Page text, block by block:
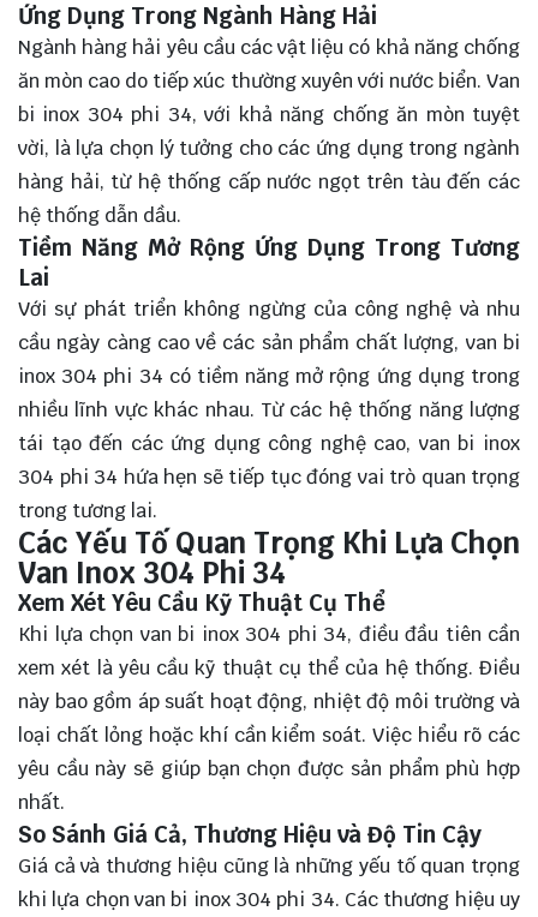
Ứng Dụng Trong Ngành Hàng Hải
Ngành hàng hải yêu cầu các vật liệu có khả năng chống
ăn mòn cao do tiếp xúc thường xuyên với nước biển. Van
bi inox 304 phi 34, với khả năng chống ăn mòn tuyệt
vời, là lựa chọn lý tưởng cho các ứng dụng trong ngành
hàng hải, từ hệ thống cấp nước ngọt trên tàu đến các
hệ thống dẫn dầu.
Tiềm Năng Mở Rộng Ứng Dụng Trong Tương
Lai
Với sự phát triển không ngừng của công nghệ và nhu
cầu ngày càng cao về các sản phẩm chất lượng, van bi
inox 304 phi 34 có tiềm năng mở rộng ứng dụng trong
nhiều lĩnh vực khác nhau. Từ các hệ thống năng lượng
tái tạo đến các ứng dụng công nghệ cao, van bi inox
304 phi 34 hứa hẹn sẽ tiếp tục đóng vai trò quan trọng
trong tương lai.
Các Yếu Tố Quan Trọng Khi Lựa Chọn
Van Inox 304 Phi 34
Xem Xét Yêu Cầu Kỹ Thuật Cụ Thể
Khi lựa chọn van bi inox 304 phi 34, điều đầu tiên cần
xem xét là yêu cầu kỹ thuật cụ thể của hệ thống. Điều
này bao gồm áp suất hoạt động, nhiệt độ môi trường và
loại chất lỏng hoặc khí cần kiểm soát. Việc hiểu rõ các
yêu cầu này sẽ giúp bạn chọn được sản phẩm phù hợp
nhất.
So Sánh Giá Cả, Thương Hiệu và Độ Tin Cậy
Giá cả và thương hiệu cũng là những yếu tố quan trọng
khi lựa chọn van bi inox 304 phi 34. Các thương hiệu uy